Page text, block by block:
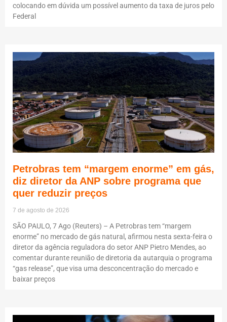
colocando em dúvida um possível aumento da taxa de juros pelo
Federal
Petrobras tem “margem enorme” em gás,
diz diretor da ANP sobre programa que
quer reduzir preços
7 de agosto de 2026
SÃO PAULO, 7 Ago (Reuters) – A Petrobras tem “margem
enorme” no mercado de gás natural, afirmou nesta sexta-feira o
diretor da agência reguladora do setor ANP Pietro Mendes, ao
comentar durante reunião de diretoria da autarquia o programa
“gas release”, que visa uma desconcentração do mercado e
baixar preços